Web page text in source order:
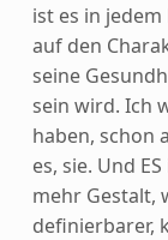
ist es in
auf den
seine
sein wird. Ich
haben, schon
es, sie. Und
mehr Gestalt,
definierbarer,